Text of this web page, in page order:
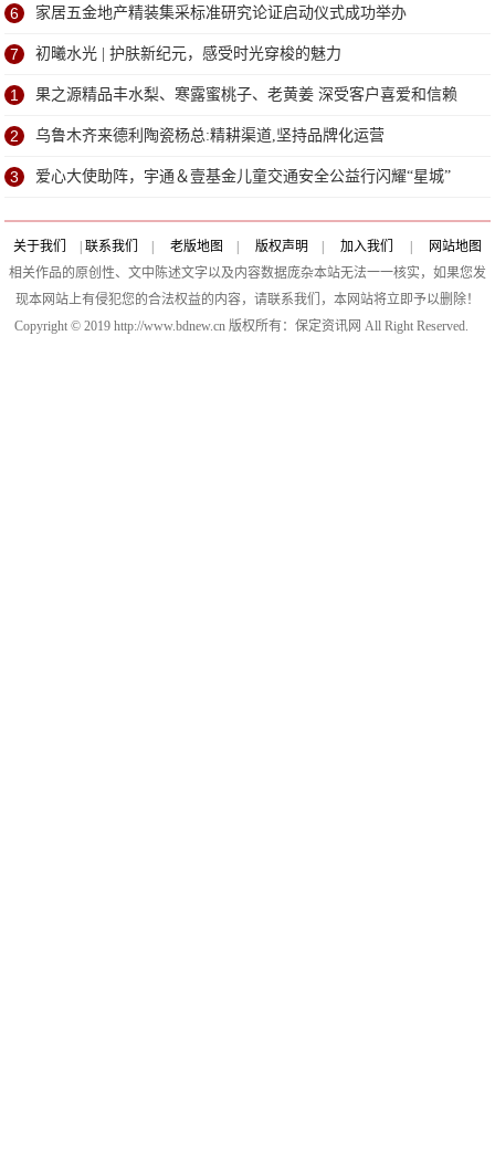
6 家居五金地产精装集采标准研究论证启动仪式成功举办
7 初曦水光 | 护肤新纪元，感受时光穿梭的魅力
1 果之源精品丰水梨、寒露蜜桃子、老黄姜 深受客户喜爱和信赖
2 乌鲁木齐来德利陶瓷杨总:精耕渠道,坚持品牌化运营
3 爱心大使助阵，宇通＆壹基金儿童交通安全公益行闪耀“星城”
关于我们 联系我们 老版地图 版权声明 加入我们
网站地图
相关作品的原创性、文中陈述文字以及内容数据庞杂本站无法一一核实，如果您发
现本网站上有侵犯您的合法权益的内容，请联系我们，本网站将立即予以删除！
Copyright © 2019 http://www.bdnew.cn 版权所有：保定资讯网 All Right Reserved.